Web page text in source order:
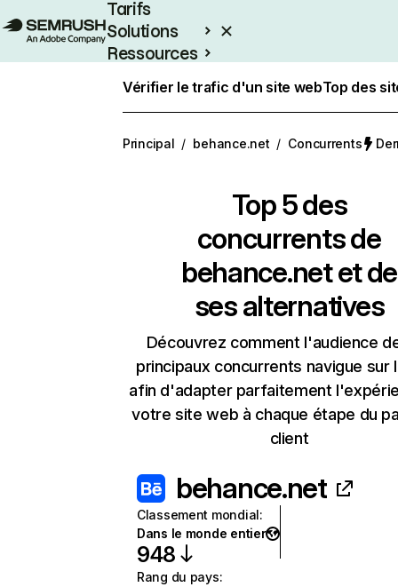
Tarifs
Solutions
Ressources
Vérifier le trafic d'un site webTop des
Principal / behance.net / Concurrents
Top 5 des
concurrents de
behance.net et de
ses alternatives
Découvrez comment l'audience
principaux concurrents navigue sur
afin d'adapter parfaitement
votre site web à chaque étape du
client
behance.net
Classement mondial:
Dans le monde entier
948
Rang du pays: